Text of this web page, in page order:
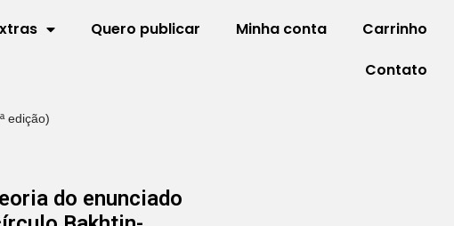
Quero publicar Minha conta
Carrinho
Contato
edição)
do enunciado